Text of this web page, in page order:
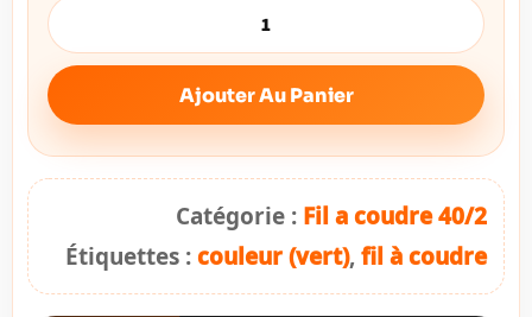
Ajouter Au Panier
Catégorie : Fil a coudre 40/2
Étiquettes :couleur (vert), fil à coudre